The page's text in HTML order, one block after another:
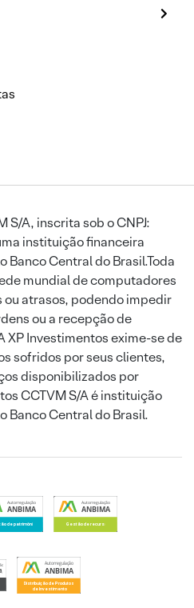
S/A, inscrita sob o CNPJ:
instituição financeira
Banco Central do Brasil.Toda
mundial de computadores
atrasos, podendo impedir
ou a recepção de
XP Investimentos exime-se de
sofridos por seus clientes,
disponibilizados por
CCTVM S/A é instituição
Banco Central do Brasil.